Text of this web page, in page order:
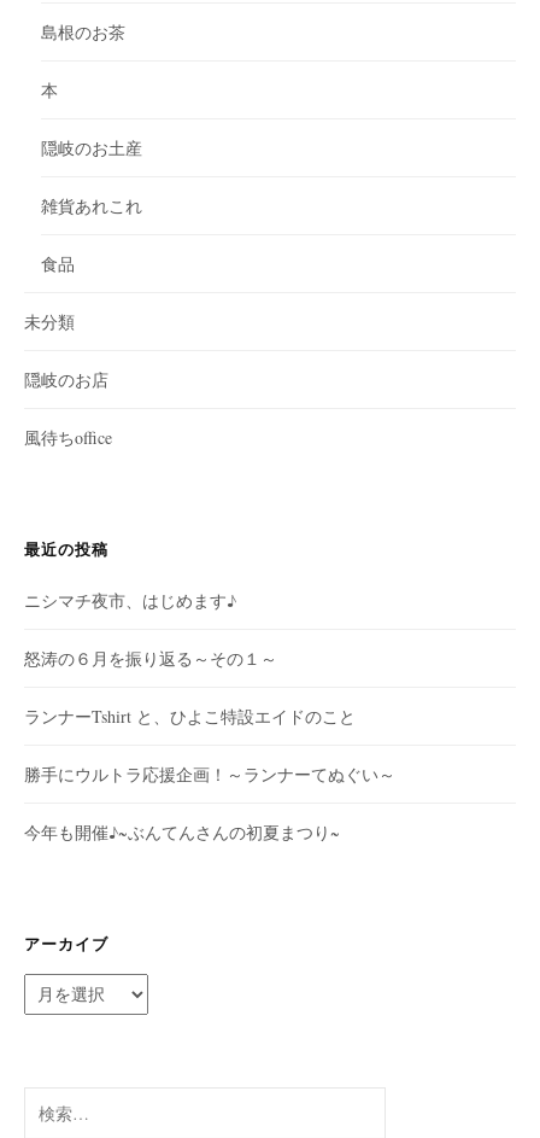
島根のお茶
本
隠岐のお土産
雑貨あれこれ
食品
未分類
隠岐のお店
風待ちoffice
最近の投稿
ニシマチ夜市、はじめます♪
怒涛の６月を振り返る～その１～
ランナーTshirt と、ひよこ特設エイドのこと
勝手にウルトラ応援企画！～ランナーてぬぐい～
今年も開催♪~ぶんてんさんの初夏まつり~
アーカイブ
ー
ブ
索: